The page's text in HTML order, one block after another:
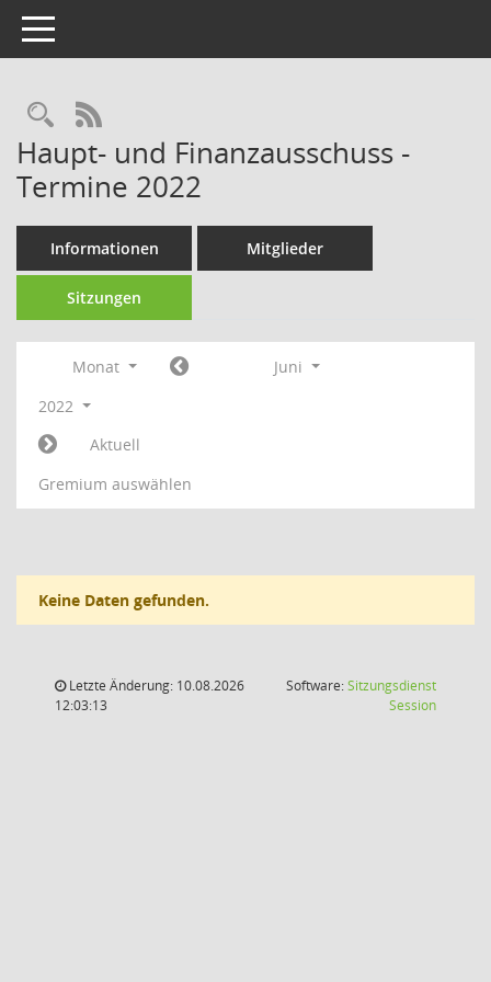
Toggle navigation
Rechercheauswahl
RSS-Feed
Haupt- und Finanzausschuss -
Termine 2022
Informationen Mitglieder
Sitzungen
Monat
Juni
2022
Aktuell
Gremium auswählen
Keine Daten gefunden.
Letzte Änderung: 10.08.2026
12:03:13
Software:Sitzungsdienst
Session(Wird in